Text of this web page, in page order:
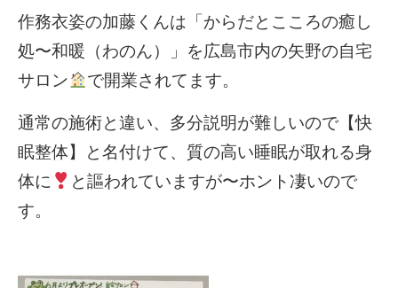
作務衣姿の加藤くんは「からだとこころの癒し
処〜和暖（わのん）」を広島市内の矢野の自宅
サロン
で開業されてます。
通常の施術と違い、多分説明が難しいので【快
眠整体】と名付けて、質の高い睡眠が取れる身
体に
と謳われていますが〜ホント凄いので
す。